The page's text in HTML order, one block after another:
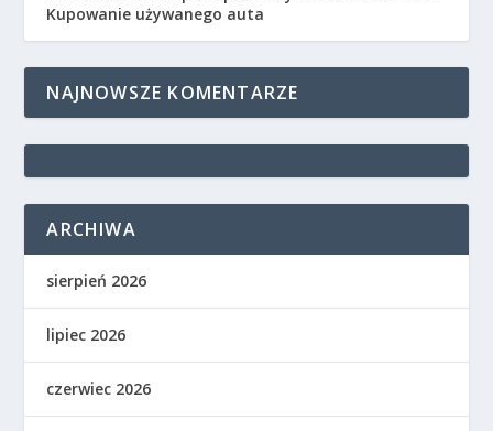
Kupowanie używanego auta
NAJNOWSZE KOMENTARZE
ARCHIWA
sierpień 2026
lipiec 2026
czerwiec 2026